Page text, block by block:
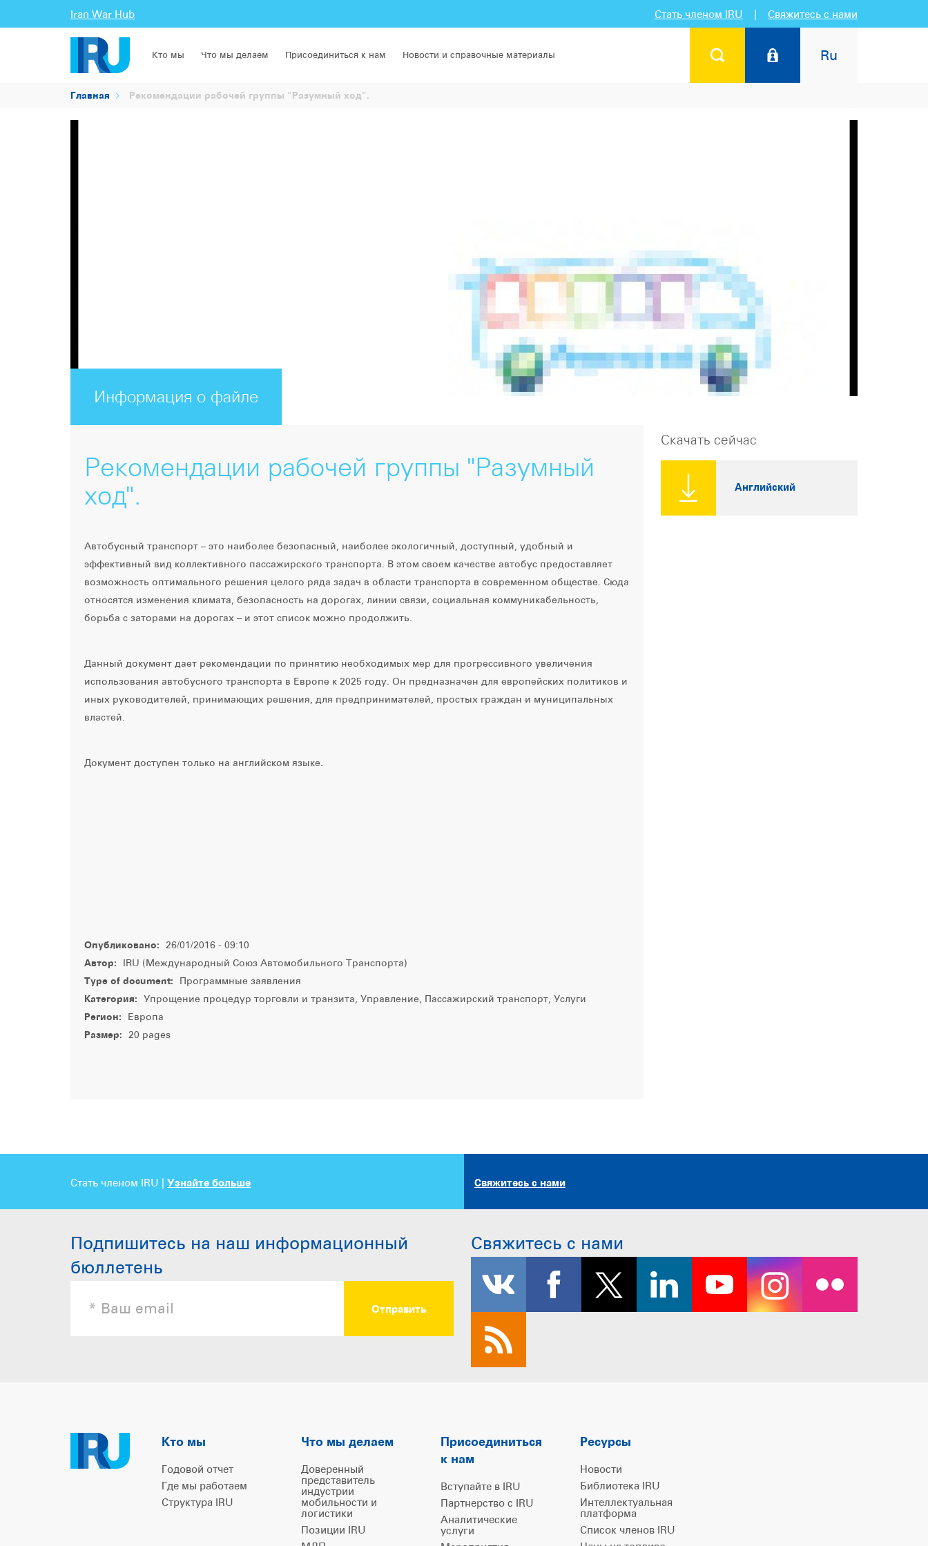
Iran War Hub Стать членом IRU | Свяжитесь с нами
Ru
Кто мы Что мы делаем Присоединиться к нам Новости и справочные материалы
Главная Рекомендации рабочей группы "Разумный ход".
Информация о файле
Рекомендации рабочей группы "Разумный
ход".
Автобусный транспорт – это наиболее безопасный, наиболее экологичный, доступный, удобный и
эффективный вид коллективного пассажирского транспорта. В этом своем качестве автобус предоставляет
возможность оптимального решения целого ряда задач в области транспорта в современном обществе. Сюда
относятся изменения климата, безопасность на дорогах, линии связи, социальная коммуникабельность,
борьба с заторами на дорогах – и этот список можно продолжить.
Данный документ дает рекомендации по принятию необходимых мер для прогрессивного увеличения
использования автобусного транспорта в Европе к 2025 году. Он предназначен для европейских политиков и
иных руководителей, принимающих решения, для предпринимателей, простых граждан и муниципальных
властей.
Документ доступен только на английском языке.
Опубликовано: 26/01/2016 - 09:10
Автор: IRU (Международный Союз Автомобильного Транспорта)
Type of document: Программные заявления
Категория: Упрощение процедур торговли и транзита, Управление, Пассажирский транспорт, Услуги
Регион: Европа
Размер: 20 pages
Скачать сейчас
Английский
Стать членом IRU | Узнайте больше Свяжитесь с нами
Подпишитесь на наш информационный
бюллетень
Свяжитесь с нами
Кто мы
Годовой отчет
Где мы работаем
Структура IRU
Что мы делаем
Доверенный
представитель
индустрии
мобильности и
логистики
Позиции IRU
Присоединиться
к нам
Вступайте в IRU
Партнерство с IRU
Аналитические
услуги
Ресурсы
Новости
Библиотека IRU
Интеллектуальная
платформа
Список членов IRU